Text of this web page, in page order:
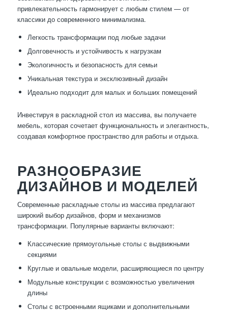
привлекательность гармонирует с любым стилем — от
классики до современного минимализма.
Легкость трансформации под любые задачи
Долговечность и устойчивость к нагрузкам
Экологичность и безопасность для семьи
Уникальная текстура и эксклюзивный дизайн
Идеально подходит для малых и больших помещений
Инвестируя в раскладной стол из массива, вы получаете
мебель, которая сочетает функциональность и элегантность,
создавая комфортное пространство для работы и отдыха.
РАЗНООБРАЗИЕ
ДИЗАЙНОВ И МОДЕЛЕЙ
Современные раскладные столы из массива предлагают
широкий выбор дизайнов, форм и механизмов
трансформации. Популярные варианты включают:
Классические прямоугольные столы с выдвижными
секциями
Круглые и овальные модели, расширяющиеся по центру
Модульные конструкции с возможностью увеличения
длины
Столы с встроенными ящиками и дополнительными